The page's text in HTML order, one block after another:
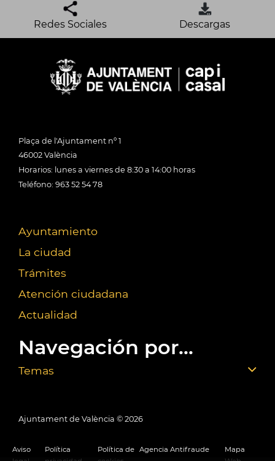
Redes Sociales Descargas
Plaça de l'Ajuntament nº 1
46002 València
Horarios: lunes a viernes de 8:30 a 14:00 horas
Teléfono: 963 52 54 78
Ayuntamiento
La ciudad
Trámites
Atención ciudadana
Actualidad
Navegación por...
Temas
Ajuntament de València © 2026
Aviso
Política
Política de Agencia Antifraude
Mapa